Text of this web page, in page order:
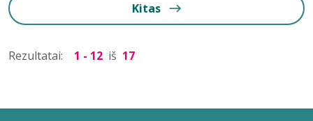
Kitas
Rezultatai: 1 - 12 iš 17